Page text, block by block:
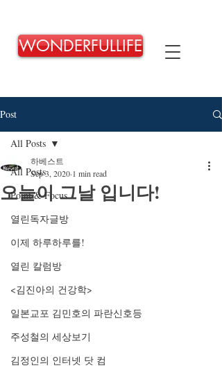
WONDERFULLIFE
Post
All Posts
Point & Focus
열린독자글방
이제 하루하루를!
열린 칼럼방
<김진아의 건강학>
일본교포 김민호의 파란신호등
주성철의 세상보기
김정인의 인터넷 닷 컴
All Posts
오늘이 그날 입니다!
하베스트
Sep 3, 2020 1 min read